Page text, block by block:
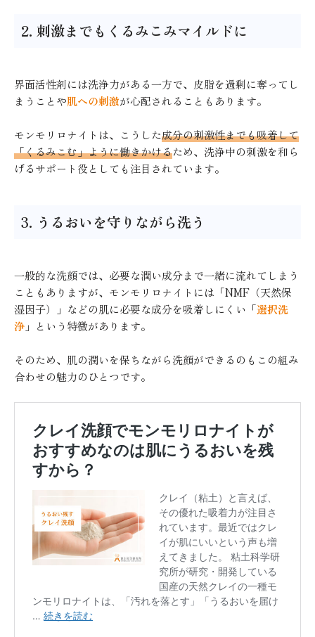
2. 刺激までもくるみこみマイルドに
界面活性剤には洗浄力がある一方で、皮脂を過剰に奪ってし
まうことや肌への刺激が心配されることもあります。
モンモリロナイトは、こうした成分の刺激性までも吸着して
「くるみこむ」ように働きかけるため、洗浄中の刺激を和ら
げるサポート役としても注目されています。
3. うるおいを守りながら洗う
一般的な洗顔では、必要な潤い成分まで一緒に流れてしまう
こともありますが、モンモリロナイトには「NMF（天然保
湿因子）」などの肌に必要な成分を吸着しにくい「選択洗
浄 」という特徴があります。
そのため、肌の潤いを保ちながら洗顔ができるのもこの組み
合わせの魅力のひとつです。